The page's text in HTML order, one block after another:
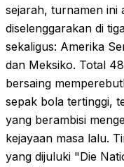
sejarah, turnamen ini
diselenggarakan di
sekaligus: Amerika
dan Meksiko. Total
bersaing
sepak bola tertinggi,
yang berambisi
kejayaan masa lalu.
yang dijuluki "Die